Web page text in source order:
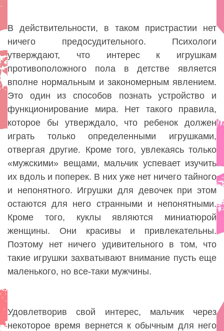
В действительности, в таком пристрастии нет
ничего предосудительного. Психологи
утверждают, что интерес к игрушкам
противоположного пола в детстве является
вполне нормальным и закономерным явлением.
Это один из способов познать устройство и
функционирование мира. Нет такого правила,
которое бы утверждало, что ребенок должен
играть только определенными игрушками,
отвергая другие. Кроме того, увлекаясь только
«мужскими» вещами, мальчик успевает изучить
их вдоль и поперек. В них уже нет ничего тайного
и непонятного. Игрушки для девочек при этом
остаются для него странными и непонятными.
Кроме того, куклы являются миниатюрой
женщины. Они красивы и привлекательны.
Поэтому нет ничего удивительного в том, что
такие игрушки захватывают внимание пусть еще
маленького, но все-таки мужчины.
Удовлетворив свой интерес, мальчик через
некоторое время вернется к обычным для него